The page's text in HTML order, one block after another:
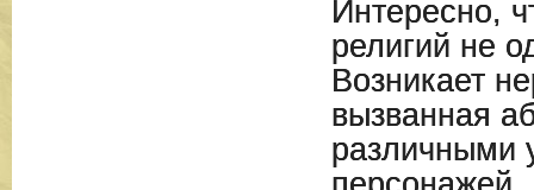
Интересно,
религий не
Возникает
вызванная
различными